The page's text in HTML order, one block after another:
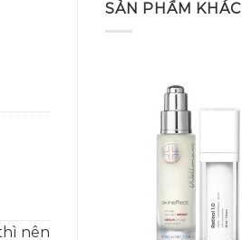
SẢN PHẦM KHÁC
nên